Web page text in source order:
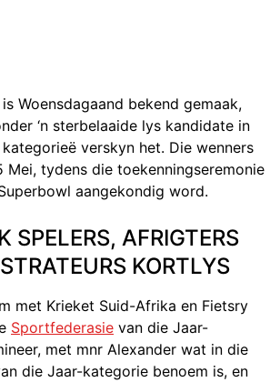
Woensdagaand bekend gemaak,
‘n sterbelaaide lys kandidate in
verskyn het. Die wenners
Mei, tydens die toekenningseremonie
aangekondig word.
SPELERS, AFRIGTERS
KORTLYS
met Krieket Suid-Afrika en Fietsry
Sportfederasie van die Jaar-
met mnr Alexander wat in die
die Jaar-kategorie benoem is, en